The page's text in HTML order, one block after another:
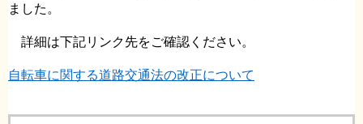
ました。
詳細は下記リンク先をご確認ください。
自転車に関する道路交通法の改正について